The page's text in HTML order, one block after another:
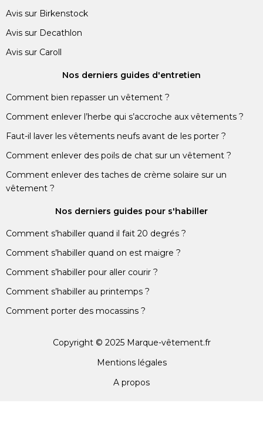
Avis sur Birkenstock
Avis sur Decathlon
Avis sur Caroll
Nos derniers guides d'entretien
Comment bien repasser un vêtement ?
Comment enlever l’herbe qui s’accroche aux vêtements ?
Faut-il laver les vêtements neufs avant de les porter ?
Comment enlever des poils de chat sur un vêtement ?
Comment enlever des taches de crème solaire sur un
vêtement ?
Nos derniers guides pour s'habiller
Comment s’habiller quand il fait 20 degrés ?
Comment s’habiller quand on est maigre ?
Comment s’habiller pour aller courir ?
Comment s’habiller au printemps ?
Comment porter des mocassins ?
Copyright © 2025 Marque-vêtement.fr
Mentions légales
A propos